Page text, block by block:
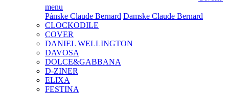
menu
Pánske Claude Bernard Damske Claude Bernard
CLOCKODILE
COVER
DANIEL WELLINGTON
DAVOSA
DOLCE&GABBANA
D-ZINER
ELIXA
FESTINA